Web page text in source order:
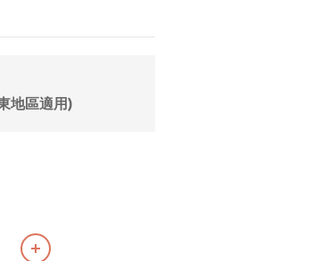
地區適用)